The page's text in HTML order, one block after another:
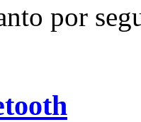
por